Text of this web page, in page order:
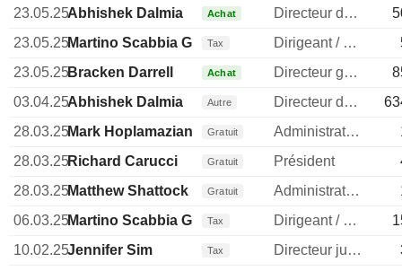
23.05.25Abhishek Dalmia Achat Directeur des operations
23.05.25Martino Scabbia Guerrini
Tax Dirigeant / cadre principal
23.05.25Bracken Darrell Achat Directeur general
03.04.25Abhishek Dalmia Autre Directeur des operations
28.03.25Mark Hoplamazian Gratuit Administrateur
28.03.25Richard Carucci Gratuit Président
28.03.25Matthew Shattock Gratuit Administrateur
06.03.25Martino Scabbia Guerrini
Tax Dirigeant / cadre principal
10.02.25Jennifer Sim Tax Directeur juridique